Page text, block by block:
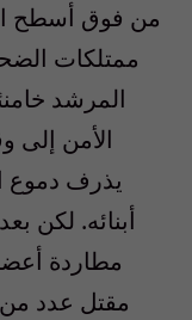
من فوق أسطح
ممتلكات
المرشد
الأمن إلى
يذرف دموع
أبنائه. لكن
مطاردة
مقتل عدد من